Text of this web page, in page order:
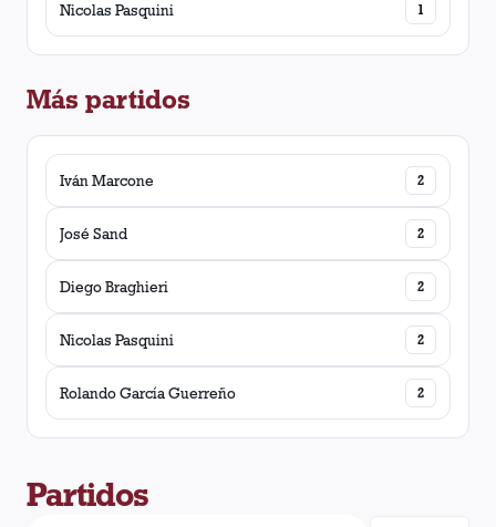
Nicolas Pasquini 1
Más partidos
Iván Marcone 2
José Sand 2
Diego Braghieri 2
Nicolas Pasquini 2
Rolando García Guerreño 2
Partidos